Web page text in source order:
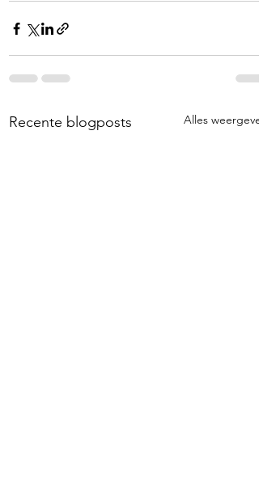
Recente blogposts Alles